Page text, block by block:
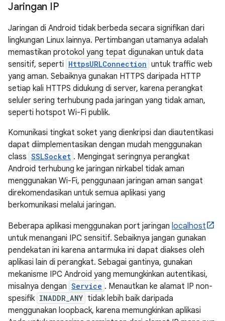
Jaringan IP
Jaringan di Android tidak berbeda secara signifikan dari
lingkungan Linux lainnya. Pertimbangan utamanya adalah
memastikan protokol yang tepat digunakan untuk data
sensitif, seperti HttpsURLConnection untuk traffic web
yang aman. Sebaiknya gunakan HTTPS daripada HTTP
setiap kali HTTPS didukung di server, karena perangkat
seluler sering terhubung pada jaringan yang tidak aman,
seperti hotspot Wi-Fi publik.
Komunikasi tingkat soket yang dienkripsi dan diautentikasi
dapat diimplementasikan dengan mudah menggunakan
class SSLSocket . Mengingat seringnya perangkat
Android terhubung ke jaringan nirkabel tidak aman
menggunakan Wi-Fi, penggunaan jaringan aman sangat
direkomendasikan untuk semua aplikasi yang
berkomunikasi melalui jaringan.
Beberapa aplikasi menggunakan port jaringan localhost
untuk menangani IPC sensitif. Sebaiknya jangan gunakan
pendekatan ini karena antarmuka ini dapat diakses oleh
aplikasi lain di perangkat. Sebagai gantinya, gunakan
mekanisme IPC Android yang memungkinkan autentikasi,
misalnya dengan Service . Menautkan ke alamat IP non-
spesifik INADDR_ANY tidak lebih baik daripada
menggunakan loopback, karena memungkinkan aplikasi